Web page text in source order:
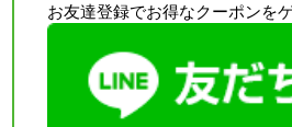
お友達登録でお得なクーポンを